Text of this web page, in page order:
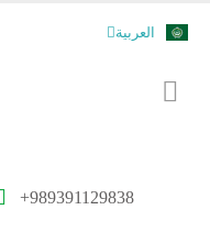
العربيةفارسی
+989391129838